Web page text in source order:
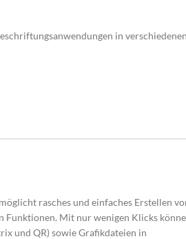
in verschiedenen
rasches und einfaches Erstellen
Funktionen. Mit nur wenigen Klicks
und QR) sowie Grafikdateien in